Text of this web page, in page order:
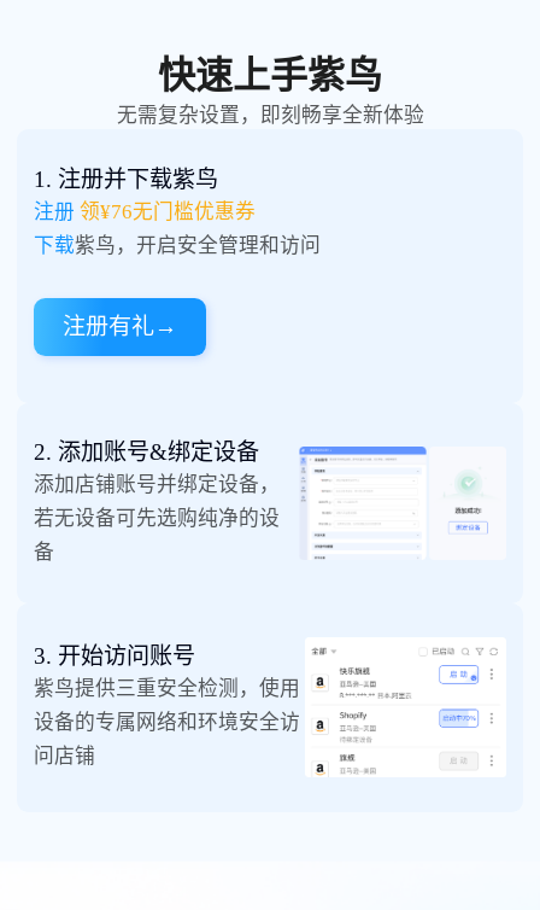
快速上手紫鸟
无需复杂设置，即刻畅享全新体验
1. 注册并下载紫鸟
注册领¥76无门槛优惠券
下载紫鸟，开启安全管理和访问
注册有礼→
2. 添加账号&绑定设备
添加店铺账号并绑定设备，
若无设备可先选购纯净的设
备
3. 开始访问账号
紫鸟提供三重安全检测，使用
设备的专属网络和环境安全访
问店铺